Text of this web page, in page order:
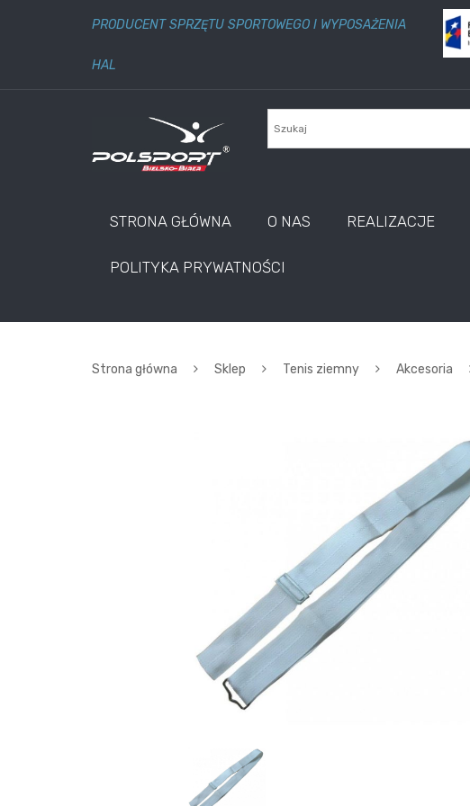
PRODUCENT SPRZĘTU SPORTOWEGO I WYPOSAŻENIA
HAL
STRONA GŁÓWNA O NAS REALIZACJE
POLITYKA PRYWATNOŚCI
Strona główna Sklep Tenis ziemny Akcesoria